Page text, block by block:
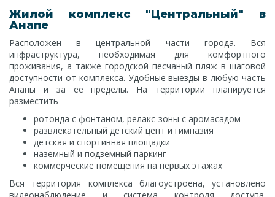
Жилой комплекс "Центральный" в
Анапе
Расположен в центральной части города. Вся
инфраструктура, необходимая для комфортного
проживания, а также городской песчаный пляж в шаговой
доступности от комплекса. Удобные выезды в любую часть
Анапы и за её пределы. На территории планируется
разместить
ротонда с фонтаном, релакс-зоны с аромасадом
развлекательный детский цент и гимназия
детская и спортивная площадки
наземный и подземный паркинг
коммерческие помещения на первых этажах
Вся территория комплекса благоустроена, установлено
видеонаблюдение и система контроля доступа.